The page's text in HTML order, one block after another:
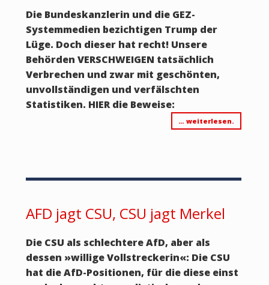
Die Bundeskanzlerin und die GEZ-
Systemmedien bezichtigen Trump der
Lüge. Doch dieser hat recht! Unsere
Behörden VERSCHWEIGEN tatsächlich
Verbrechen und zwar mit geschönten,
unvollständigen und verfälschten
Statistiken. HIER die Beweise:
… weiterlesen.
AFD jagt CSU, CSU jagt Merkel
Die CSU als schlechtere AfD, aber als
dessen »willige Vollstreckerin«: Die CSU
hat die AfD-Positionen, für die diese einst